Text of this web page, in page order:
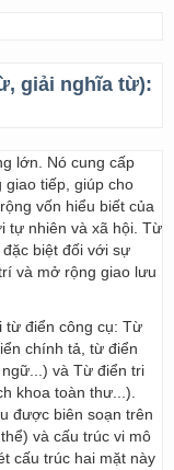
giải nghĩa từ):
lớn. Nó cung cấp
tiếp, giúp cho
vốn hiểu biết của
tự nhiên và xã hội. Từ
biệt đối với sự
và mở rộng giao lưu
từ điển công cụ: Từ
chính tả, từ điển
và Từ điển tri
khoa toàn thư...).
được biên soạn trên
và cấu trúc vi mô
cấu trúc hai mặt này